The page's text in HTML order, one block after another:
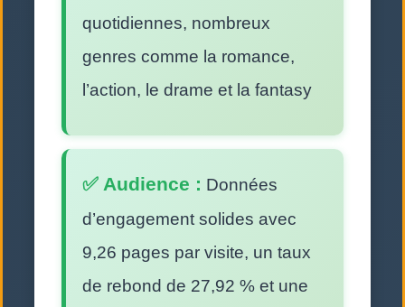
quotidiennes, nombreux
genres comme la romance,
l’action, le drame et la fantasy
✅ Audience : Données
d’engagement solides avec
9,26 pages par visite, un taux
de rebond de 27,92 % et une